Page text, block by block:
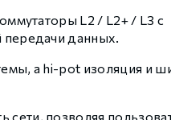
L2 / L2+ / L3 с
данных.
а hi-pot изоляция и
позволяя